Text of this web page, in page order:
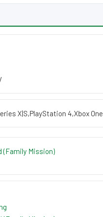
X|S,PlayStation 4,Xbox One
(Family Mission)